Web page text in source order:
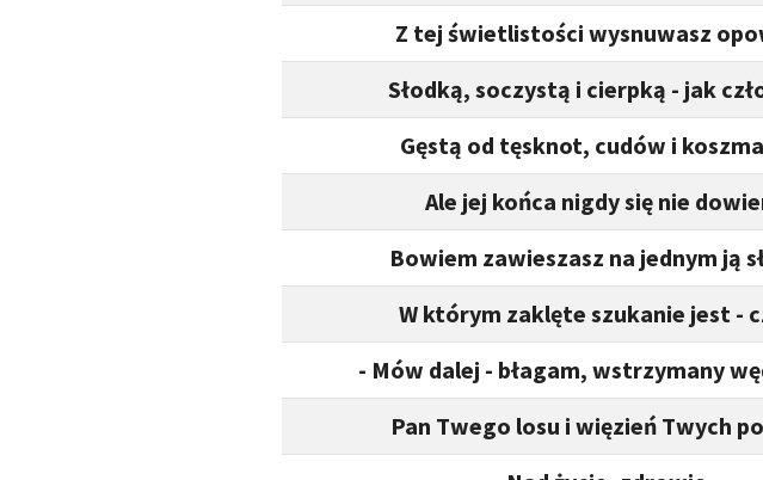
Z tej świetlistości wysnuwasz
Słodką, soczystą i cierpką - jak
Gęstą od tęsknot, cudów i
Ale jej końca nigdy się nie
Bowiem zawieszasz na jednym ją
W którym zaklęte szukanie jest -
- Mów dalej - błagam, wstrzymany
Pan Twego losu i więzień Twych